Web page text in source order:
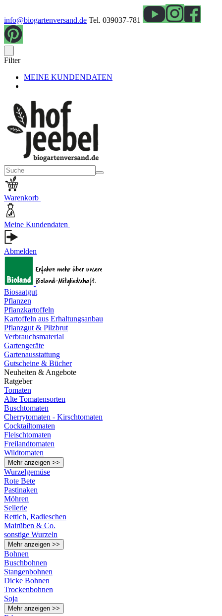
info@biogartenversand.de Tel. 039037-781
Filter
MEINE KUNDENDATEN
Warenkorb
Meine Kundendaten
Abmelden
Biosaatgut
Pflanzen
Pflanzkartoffeln
Kartoffeln aus Erhaltungsanbau
Pflanzgut & Pilzbrut
Verbrauchsmaterial
Gartengeräte
Gartenausstattung
Gutscheine & Bücher
Neuheiten & Angebote
Ratgeber
Tomaten
Alte Tomatensorten
Buschtomaten
Cherrytomaten - Kirschtomaten
Cocktailtomaten
Fleischtomaten
Freilandtomaten
Wildtomaten
Mehr anzeigen >>
Wurzelgemüse
Rote Bete
Pastinaken
Möhren
Sellerie
Rettich, Radieschen
Mairüben & Co.
sonstige Wurzeln
Mehr anzeigen >>
Bohnen
Buschbohnen
Stangenbohnen
Dicke Bohnen
Trockenbohnen
Soja
Mehr anzeigen >>